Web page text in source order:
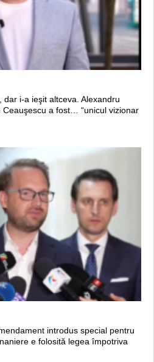
i-a ieşit altceva. Alexandru
Ceauşescu a fost… “unicul vizionar
introdus special pentru
e folosită legea împotriva